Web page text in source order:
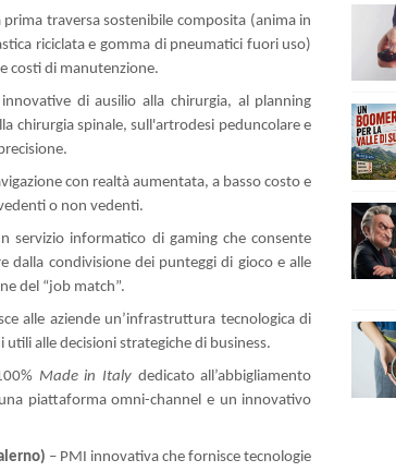
traversa sostenibile composita (anima in
riciclata e gomma di pneumatici fuori uso)
costi di manutenzione.
di ausilio alla chirurgia, al planning
chirurgia spinale, sull'artrodesi peduncolare e
con realtà aumentata, a basso costo e
o non vedenti.
servizio informatico di gaming che consente
dalla condivisione dei punteggi di gioco e alle
del “job match”.
alle aziende un’infrastruttura tecnologica di
alle decisioni strategiche di business.
Made in Italydedicato all’abbigliamento
piattaforma omni-channel e un innovativo
– PMI innovativa che fornisce tecnologie